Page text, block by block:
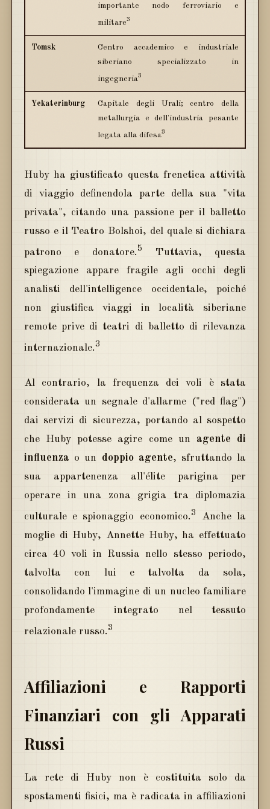
importante nodo ferroviario e
militare3
Tomsk
Centro accademico e industriale
siberiano specializzato in
ingegneria3
Yekaterinburg
Capitale degli Urali; centro della
metallurgia e dell'industria pesante
legata alla difesa3
Huby ha giustificato questa frenetica attività
di viaggio definendola parte della sua "vita
privata", citando una passione per il balletto
russo e il Teatro Bolshoi, del quale si dichiara
patrono e donatore. 5
Tuttavia, questa
spiegazione appare fragile agli occhi degli
analisti dell'intelligence occidentale, poiché
non giustifica viaggi in località siberiane
remote prive di teatri di balletto di rilevanza
internazionale.3
Al contrario, la frequenza dei voli è stata
considerata un segnale d'allarme ("red flag")
dai servizi di sicurezza, portando al sospetto
che Huby potesse agire come un agente di
influenza o un doppio agente, sfruttando la
sua appartenenza all'élite parigina per
operare in una zona grigia tra diplomazia
culturale e spionaggio economico.3
Anche la
moglie di Huby, Annette Huby, ha effettuato
circa 40 voli in Russia nello stesso periodo,
talvolta con lui e talvolta da sola,
consolidando l'immagine di un nucleo familiare
profondamente integrato nel tessuto
relazionale russo.3
Affiliazioni e Rapporti
Finanziari con gli Apparati
Russi
La rete di Huby non è costituita solo da
spostamenti fisici, ma è radicata in affiliazioni